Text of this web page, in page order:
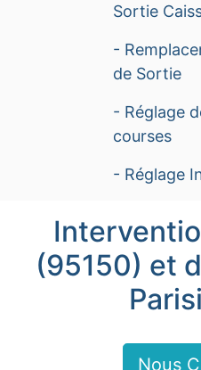
Sortie
-
de Sortie
- Réglage
courses
- Réglage
(95150) et
Nous